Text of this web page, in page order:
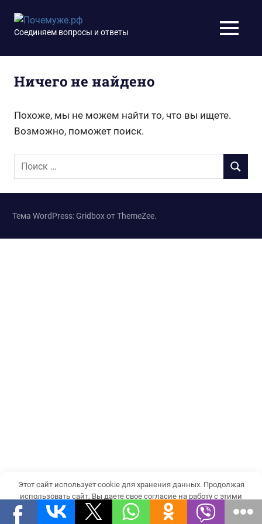
содержимому
Почемуже.рф
Соединяем вопросы и ответы МЕНЮ
Ничего не найдено
Похоже, мы не можем найти то, что вы ищете.
Возможно, поможет поиск.
Поиск
для:
ПОИСК
Тема WordPress: Gridbox от ThemeZee.
Этот сайт использует cookie для хранения данных. Продолжая
использовать сайт, Вы даете свое согласие на работу с этими
файлами.